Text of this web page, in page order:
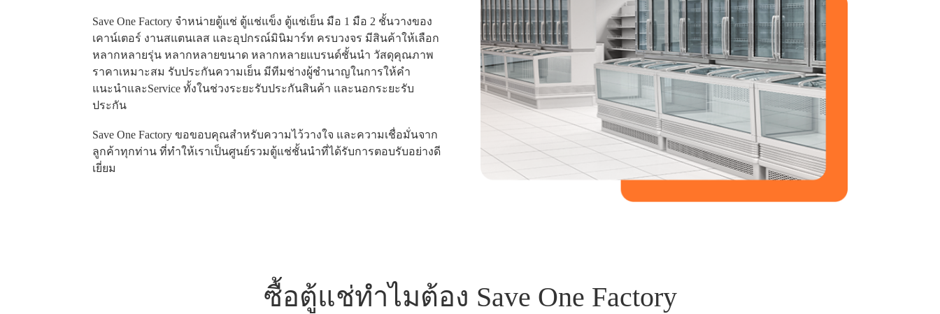
Save One Factory จำหน่ายตู้แช่ ตู้แช่แข็ง ตู้แช่เย็น มือ 1 มือ 2 ชั้นวางของ
เคาน์เตอร์ งานสแตนเลส และอุปกรณ์มินิมาร์ท ครบวงจร มีสินค้าให้เลือก
หลากหลายรุ่น หลากหลายขนาด หลากหลายแบรนด์ชั้นนำ วัสดุคุณภาพ
ราคาเหมาะสม รับประกันความเย็น มีทีมช่างผู้ชำนาญในการให้คำ
แนะนำและService ทั้งในช่วงระยะรับประกันสินค้า และนอกระยะรับ
ประกัน
Save One Factory ขอขอบคุณสำหรับความไว้วางใจ และความเชื่อมั่นจาก
ลูกค้าทุกท่าน ที่ทำให้เราเป็นศูนย์รวมตู้แช่ชั้นนำที่ได้รับการตอบรับอย่างดี
เยี่ยม
ซื้อตู้แช่ทำไมต้อง Save One Factory